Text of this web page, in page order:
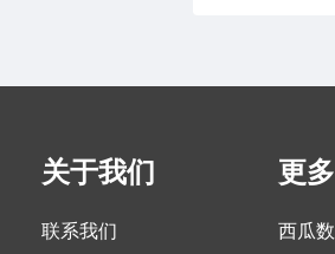
关于我们
联系我们
更
西瓜